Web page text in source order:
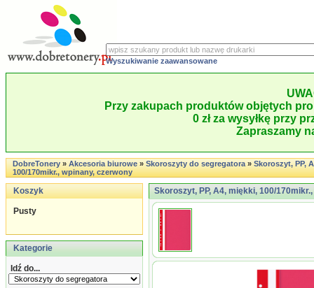
Wyszukiwanie zaawansowane
Przy zakupach produktów objętych
0 zł za wysyłkę przy
Zapraszamy
DobreTonery»Akcesoria biurowe»Skoroszyty do segregatora»Skoroszyt, PP,
100/170mikr., wpinany, czerwony
Koszyk
Pusty
Kategorie
Idź do...
Skoroszyt, PP, A4, miękki, 100/